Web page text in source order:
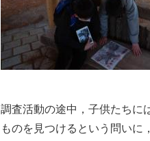
調査活動の途中，子供たちに
ものを見つけるという問いに